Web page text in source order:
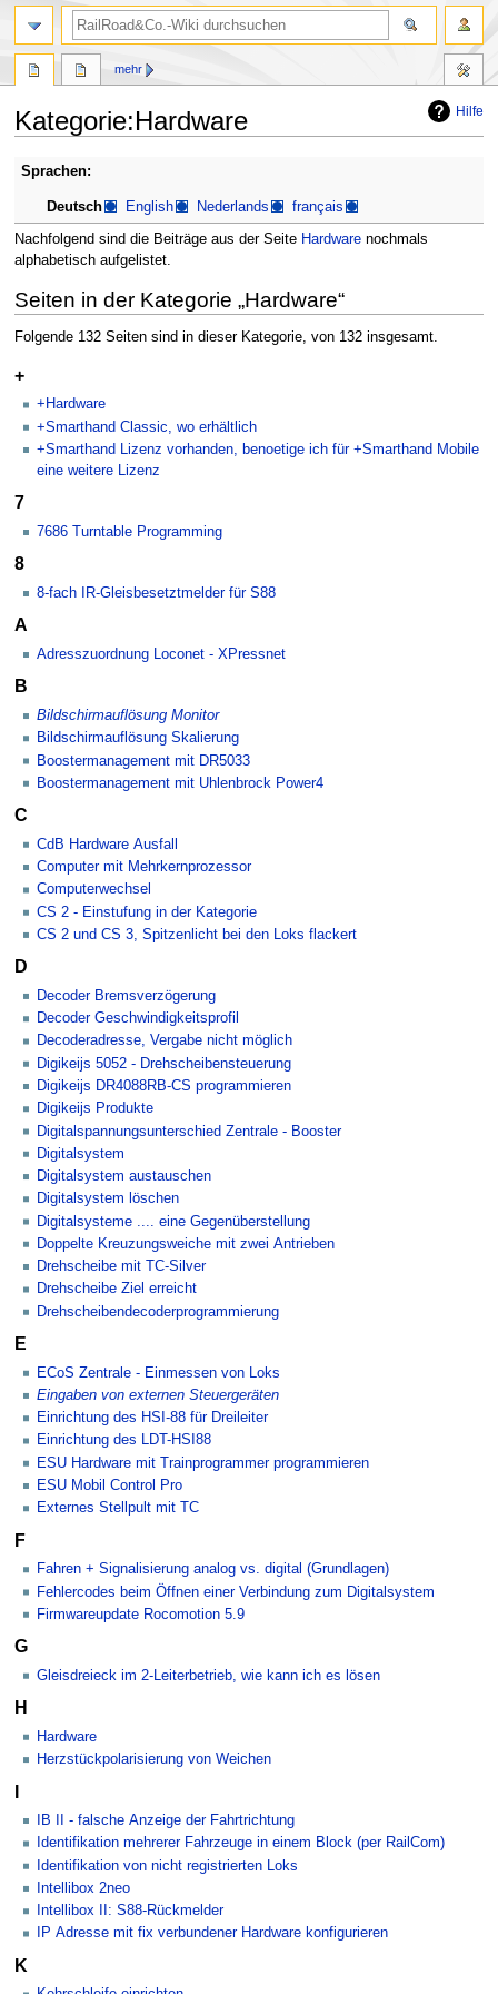
Hilfe
Kategorie:Hardware
Zur
springen
Zur
springen
Sprachen:
Deutsch English Nederlands français
Nachfolgend sind die Beiträge aus der Seite Hardwarenochmals
alphabetisch aufgelistet.
Seiten in der Kategorie „Hardware“
Folgende 132 Seiten sind in dieser Kategorie, von 132 insgesamt.
+
+Hardware
+Smarthand Classic, wo erhältlich
+Smarthand Lizenz vorhanden, benoetige ich für +Smarthand Mobile
eine weitere Lizenz
7
7686 Turntable Programming
8
8-fach IR-Gleisbesetztmelder für S88
A
Adresszuordnung Loconet - XPressnet
B
Bildschirmauflösung Monitor
Bildschirmauflösung Skalierung
Boostermanagement mit DR5033
Boostermanagement mit Uhlenbrock Power4
C
CdB Hardware Ausfall
Computer mit Mehrkernprozessor
Computerwechsel
CS 2 - Einstufung in der Kategorie
CS 2 und CS 3, Spitzenlicht bei den Loks flackert
D
Decoder Bremsverzögerung
Decoder Geschwindigkeitsprofil
Decoderadresse, Vergabe nicht möglich
Digikeijs 5052 - Drehscheibensteuerung
Digikeijs DR4088RB-CS programmieren
Digikeijs Produkte
Digitalspannungsunterschied Zentrale - Booster
Digitalsystem
Digitalsystem austauschen
Digitalsystem löschen
Digitalsysteme .... eine Gegenüberstellung
Doppelte Kreuzungsweiche mit zwei Antrieben
Drehscheibe mit TC-Silver
Drehscheibe Ziel erreicht
Drehscheibendecoderprogrammierung
E
ECoS Zentrale - Einmessen von Loks
Eingaben von externen Steuergeräten
Einrichtung des HSI-88 für Dreileiter
Einrichtung des LDT-HSI88
ESU Hardware mit Trainprogrammer programmieren
ESU Mobil Control Pro
Externes Stellpult mit TC
F
Fahren + Signalisierung analog vs. digital (Grundlagen)
Fehlercodes beim Öffnen einer Verbindung zum Digitalsystem
Firmwareupdate Rocomotion 5.9
G
Gleisdreieck im 2-Leiterbetrieb, wie kann ich es lösen
H
Hardware
Herzstückpolarisierung von Weichen
I
IB II - falsche Anzeige der Fahrtrichtung
Identifikation mehrerer Fahrzeuge in einem Block (per RailCom)
Identifikation von nicht registrierten Loks
Intellibox 2neo
Intellibox II: S88-Rückmelder
IP Adresse mit fix verbundener Hardware konfigurieren
K
mehr
Suche